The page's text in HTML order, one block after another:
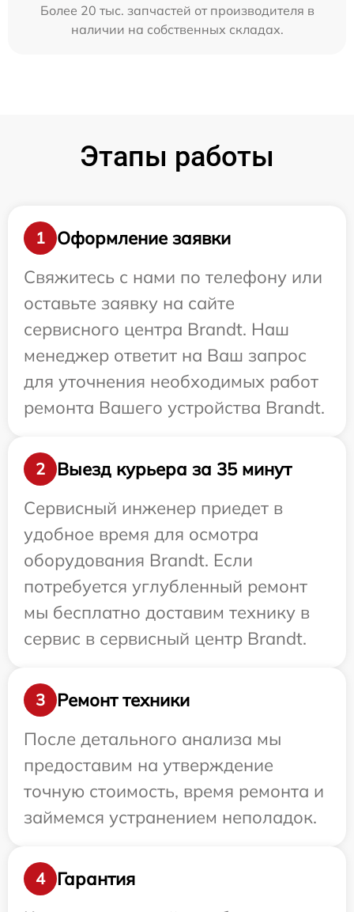
Более 20 тыс. запчастей от производителя в
наличии на собственных складах.
Этапы работы
1
Оформление заявки
Свяжитесь с нами по телефону или
оставьте заявку на сайте
сервисного центра Brandt. Наш
менеджер ответит на Ваш запрос
для уточнения необходимых работ
ремонта Вашего устройства Brandt.
2
Выезд курьера за 35 минут
Сервисный инженер приедет в
удобное время для осмотра
оборудования Brandt. Если
потребуется углубленный ремонт
мы бесплатно доставим технику в
сервис в сервисный центр Brandt.
3
Ремонт техники
После детального анализа мы
предоставим на утверждение
точную стоимость, время ремонта и
займемся устранением неполадок.
4
Гарантия